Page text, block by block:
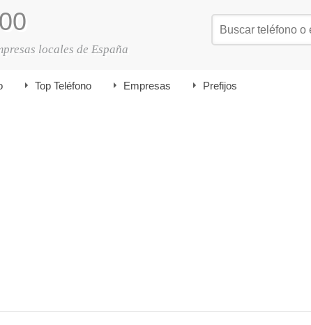
locales de España
Top Teléfono Empresas Prefijos